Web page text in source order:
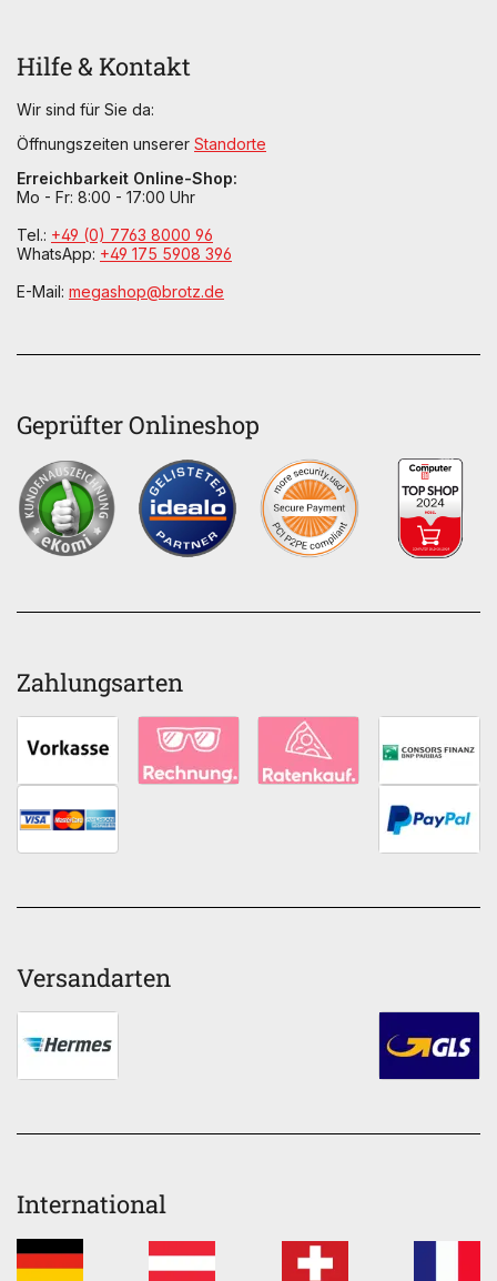
Hilfe & Kontakt
Wir sind für Sie da:
Öffnungszeiten unserer Standorte
Erreichbarkeit Online-Shop:
Mo - Fr: 8:00 - 17:00 Uhr
Tel.: +49 (0) 7763 8000 96
WhatsApp: +49 175 5908 396
E-Mail: megashop@brotz.de
Geprüfter Onlineshop
Zahlungsarten
Versandarten
International